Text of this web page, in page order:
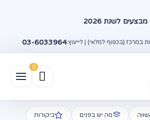
מבצעים לשנת 2026
03-6033964
מה יש בפנים ביקורות